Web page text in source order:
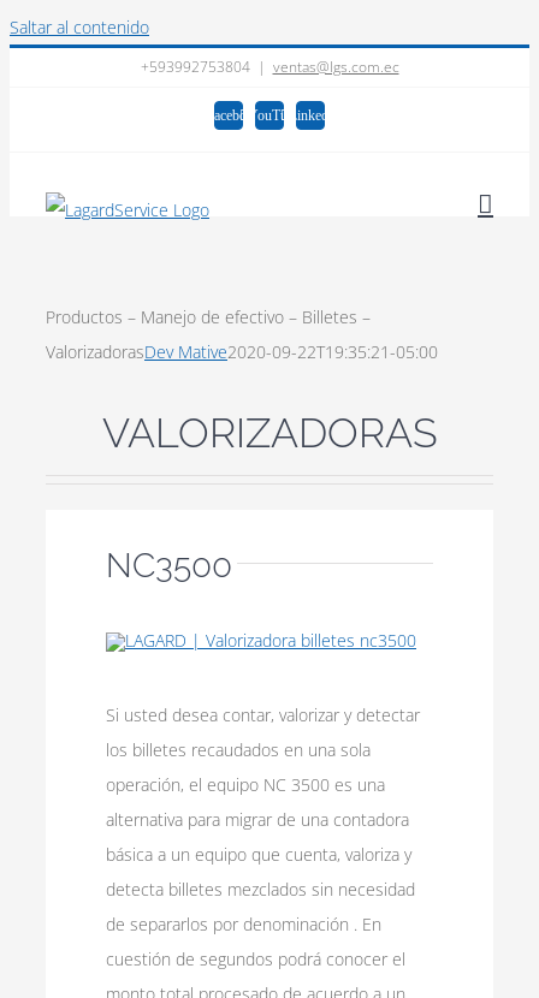
Saltar al contenido
+593992753804 | ventas@lgs.com.ec
FacebookYouTubeLinkedIn
Productos – Manejo de efectivo – Billetes –
ValorizadorasDev Mative2020-09-22T19:35:21-05:00
VALORIZADORAS
NC3500
Si usted desea contar, valorizar y detectar
los billetes recaudados en una sola
operación, el equipo NC 3500 es una
alternativa para migrar de una contadora
básica a un equipo que cuenta, valoriza y
detecta billetes mezclados sin necesidad
de separarlos por denominación . En
cuestión de segundos podrá conocer el